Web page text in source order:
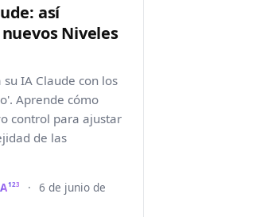
así
Niveles
IA Claude con los
Aprende cómo
control para ajustar
de las
123 · 6 de junio de